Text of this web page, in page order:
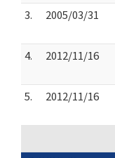
3.
2005/03/31
4.
2012/11/16
5.
2012/11/16